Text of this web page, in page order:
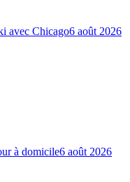
avec Chicago6 août 2026
à domicile6 août 2026